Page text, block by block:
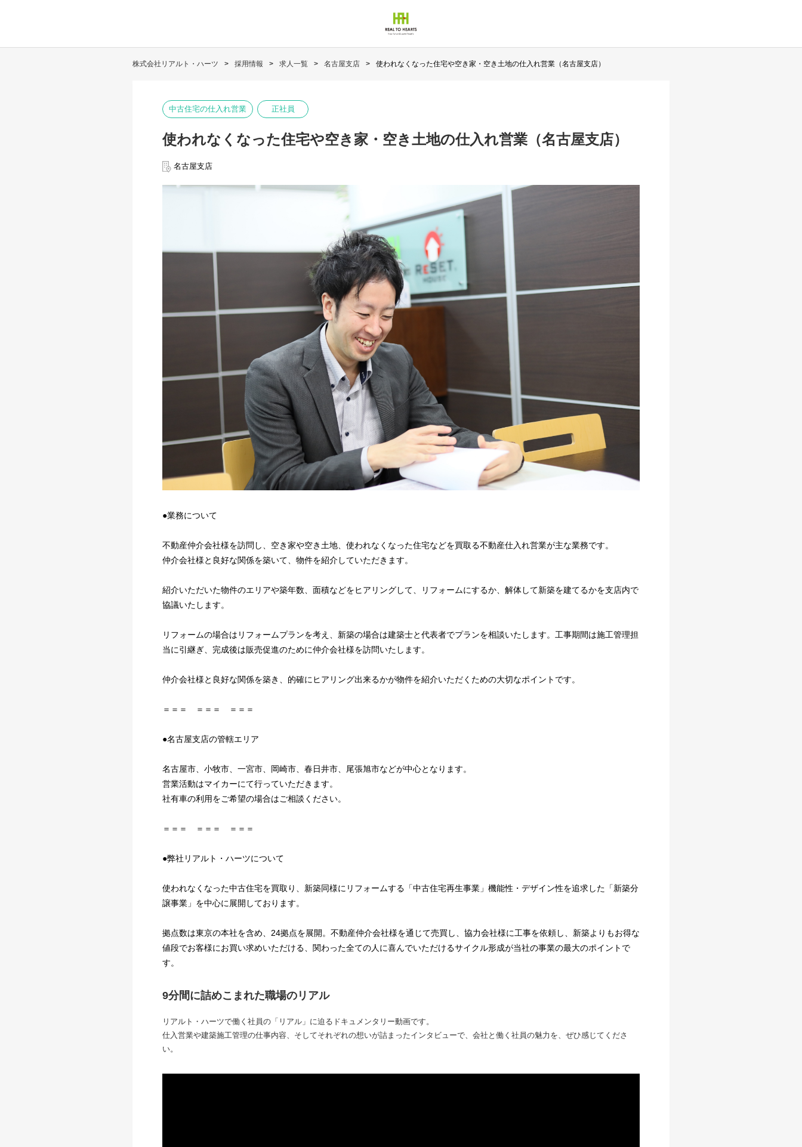
株式会社リアルト・ハーツ 採用情報 求人一覧 名古屋支店 使われなくなった住宅や空き家・空き土地の仕入れ営業（名古屋支店）
中古住宅の仕入れ営業 正社員
使われなくなった住宅や空き家・空き土地の仕入れ営業（名古屋支店）
名古屋支店
●業務について
不動産仲介会社様を訪問し、空き家や空き土地、使われなくなった住宅などを買取る不動産仕入れ営業が主な業務です。
仲介会社様と良好な関係を築いて、物件を紹介していただきます。
紹介いただいた物件のエリアや築年数、面積などをヒアリングして、リフォームにするか、解体して新築を建てるかを支店内で
協議いたします。
リフォームの場合はリフォームプランを考え、新築の場合は建築士と代表者でプランを相談いたします。工事期間は施工管理担
当に引継ぎ、完成後は販売促進のために仲介会社様を訪問いたします。
仲介会社様と良好な関係を築き、的確にヒアリング出来るかが物件を紹介いただくための大切なポイントです。
＝＝＝ ＝＝＝ ＝＝＝
●名古屋支店の管轄エリア
名古屋市、小牧市、一宮市、岡崎市、春日井市、尾張旭市などが中心となります。
営業活動はマイカーにて行っていただきます。
社有車の利用をご希望の場合はご相談ください。
＝＝＝ ＝＝＝ ＝＝＝
●弊社リアルト・ハーツについて
使われなくなった中古住宅を買取り、新築同様にリフォームする「中古住宅再生事業」機能性・デザイン性を追求した「新築分
譲事業」を中心に展開しております。
拠点数は東京の本社を含め、24拠点を展開。不動産仲介会社様を通じて売買し、協力会社様に工事を依頼し、新築よりもお得な
値段でお客様にお買い求めいただける、関わった全ての人に喜んでいただけるサイクル形成が当社の事業の最大のポイントで
す。
9分間に詰めこまれた職場のリアル
リアルト・ハーツで働く社員の「リアル」に迫るドキュメンタリー動画です。
仕入営業や建築施工管理の仕事内容、そしてそれぞれの想いが詰まったインタビューで、会社と働く社員の魅力を、ぜひ感じてくださ
い。